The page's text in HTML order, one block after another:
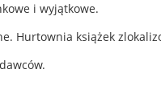
i wyjątkowe.
Hurtownia książek